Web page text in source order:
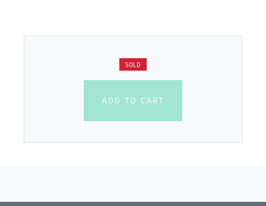
SOLD
ADD TO CART